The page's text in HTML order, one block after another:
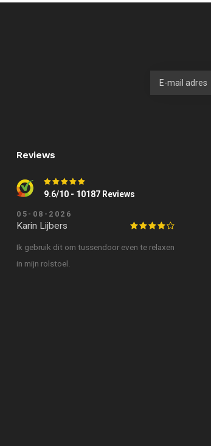
Reviews
9.6/10 - 10187 Reviews
05-08-2026
Karin Lijbers
Ik gebruik dit om tussendoor even te relaxen
in mijn rolstoel.